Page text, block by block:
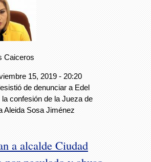
Caiceros
15, 2019 - 20:20
de denunciar a Edel
confesión de la Jueza de
Aleida Sosa Jiménez
a alcalde Ciudad